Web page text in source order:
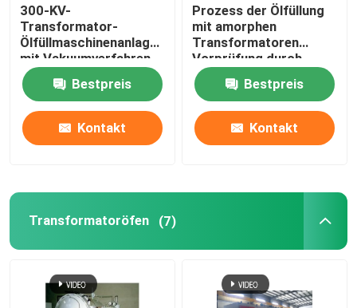
Startseite
Produkte
Über uns
300-KV-
Transformator-
Ölfüllmaschinenanlage
mit Vakuumverfahren
Bestpreis
Kontakt
Prozess der Ölfüllung
mit amorphen
Transformatoren
Vorprüfung durch
Elektrizität
Vakuumtrocknung
Bestpreis
Kontakt
Transformatoröfen (7)